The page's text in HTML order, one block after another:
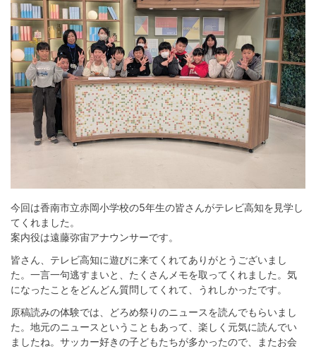
今回は香南市立赤岡小学校の5年生の皆さんがテレビ高知を見学し
てくれました。
案内役は遠藤弥宙アナウンサーです。
皆さん、テレビ高知に遊びに来てくれてありがとうございまし
た。一言一句逃すまいと、たくさんメモを取ってくれました。気
になったことをどんどん質問してくれて、うれしかったです。
原稿読みの体験では、どろめ祭りのニュースを読んでもらいまし
た。地元のニュースということもあって、楽しく元気に読んでい
ましたね。サッカー好きの子どもたちが多かったので、またお会